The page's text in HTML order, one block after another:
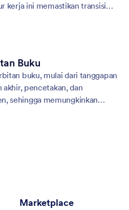
kerja ini memastikan transisi
efisiensi.
Buku
buku, mulai dari tanggapan
akhir, pencetakan, dan
sehingga memungkinkan
untuk memperlancar
Marketplace